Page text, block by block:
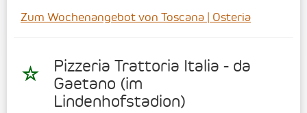
Zum Wochenangebot von Toscana | Osteria
Pizzeria Trattoria Italia - da
Gaetano (im
Lindenhofstadion)